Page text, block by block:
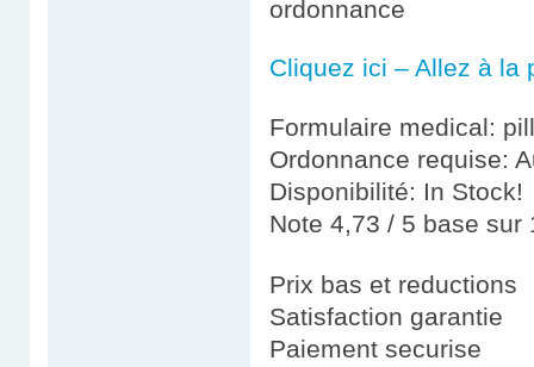
ordonnance
Cliquez ici – Allez à la
Formulaire medical: pill
Ordonnance requise:
Disponibilité: In Stock!
Note 4,73 / 5 base sur
Prix bas et reductions
Satisfaction garantie
Paiement securise